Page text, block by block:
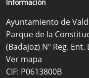
Información
Ayuntamiento de
Parque de la
(Badajoz) Nº Reg.
Ver mapa
CIF: P0613800B